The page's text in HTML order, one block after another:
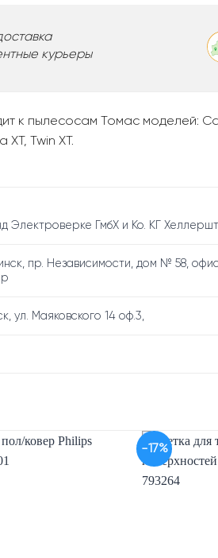
курьеры
к пылесосам Томас моделей:
Twin XT.
Электроверке ГмбХ и Ко. КГ
пр. Независимости, дом № 58,
ул. Маяковского 14 оф.3,
-17%